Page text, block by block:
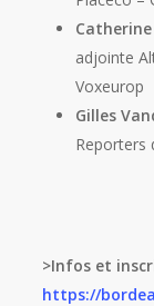
adjointe
Voxeurop
Gilles
Reporters
>Infos et
https://